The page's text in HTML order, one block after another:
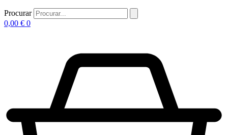
Procurar
0,00 € 0